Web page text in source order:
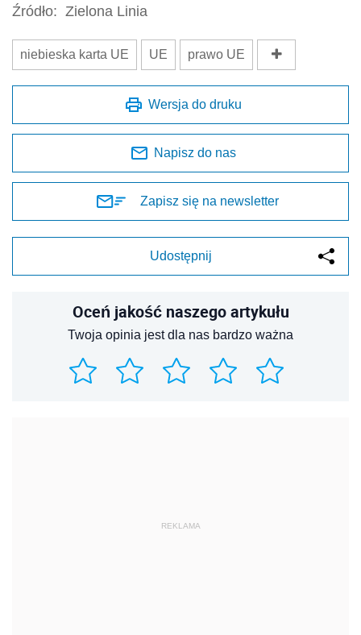
Źródło: Zielona Linia
niebieska karta UE UE prawo UE
Wersja do druku
Napisz do nas
Zapisz się na newsletter
Udostępnij
Oceń jakość naszego artykułu
Twoja opinia jest dla nas bardzo ważna
REKLAMA